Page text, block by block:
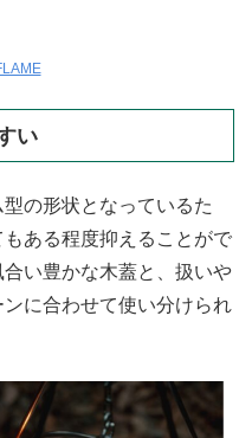
い
の形状となっているた
ある程度抑えることがで
い豊かな木蓋と、扱いや
に合わせて使い分けられ